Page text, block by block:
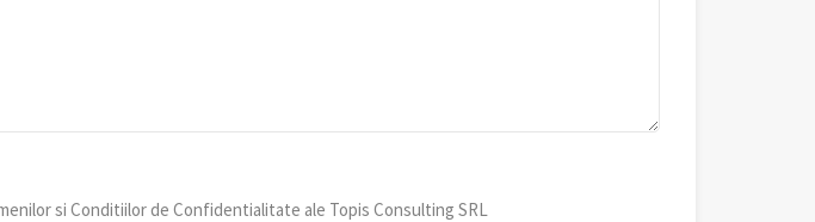
si Conditiilor de Confidentialitate ale Topis Consulting SRL